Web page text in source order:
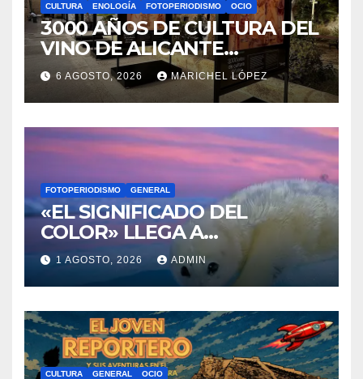
CULTURA ENOLOGÍA FOTOPERIODISMO OCIO
3000 AÑOS DE CULTURA DEL
VINO DE ALICANTE
RENACEN EN EL CASTILLO
DE SANTA BÁRBARA
6 AGOSTO, 2026 MARICHEL LÓPEZ
FOTOPERIODISMO GENERAL
«EL SIGNIFICADO DEL
COLOR» LLEGA A
VILLAJOYOSA
1 AGOSTO, 2026 ADMIN
CULTURA GENERAL OCIO